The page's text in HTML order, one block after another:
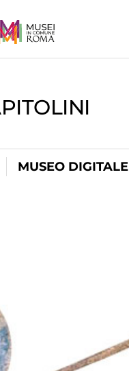
MUSEO DIGITALE